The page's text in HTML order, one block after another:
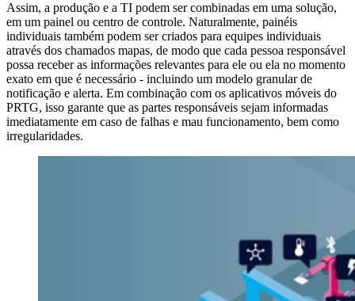
Assim, a produção e a TI podem ser combinadas em uma solução,
em um painel ou centro de controle. Naturalmente, painéis
individuais também podem ser criados para equipes individuais
através dos chamados mapas, de modo que cada pessoa responsável
possa receber as informações relevantes para ele ou ela no momento
exato em que é necessário - incluindo um modelo granular de
notificação e alerta. Em combinação com os aplicativos móveis do
PRTG, isso garante que as partes responsáveis sejam informadas
imediatamente em caso de falhas e mau funcionamento, bem como
irregularidades.